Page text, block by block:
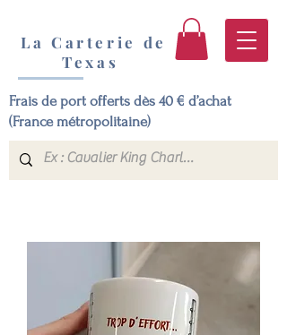
La Carterie de
Texas
Frais de port offerts dès 40 € d’achat
(France métropolitaine)